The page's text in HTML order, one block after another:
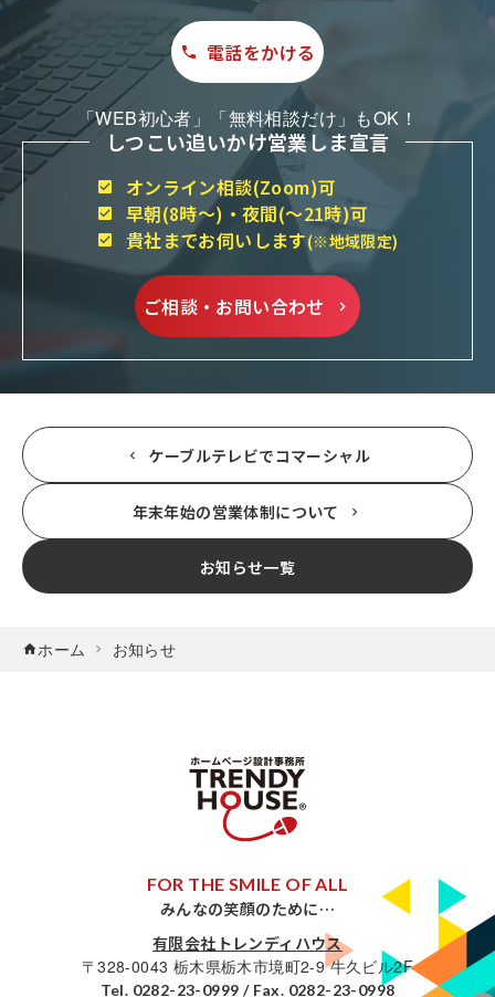
電話をかける
「WEB初心者」「無料相談だけ」もOK！
しつこい追いかけ営業しま宣言
オンライン相談(Zoom)可
早朝(8時～)・夜間(～21時)可
貴社までお伺いします(※地域限定)
ご相談・お問い合わせ
ケーブルテレビでコマーシャル
年末年始の営業体制について
お知らせ一覧
ホーム お知らせ
FOR THE SMILE OF ALL
みんなの笑顔のために…
有限会社トレンディハウス
〒328-0043 栃木県栃木市境町2-9 牛久ビル2F
Tel. 0282-23-0999 / Fax. 0282-23-0998